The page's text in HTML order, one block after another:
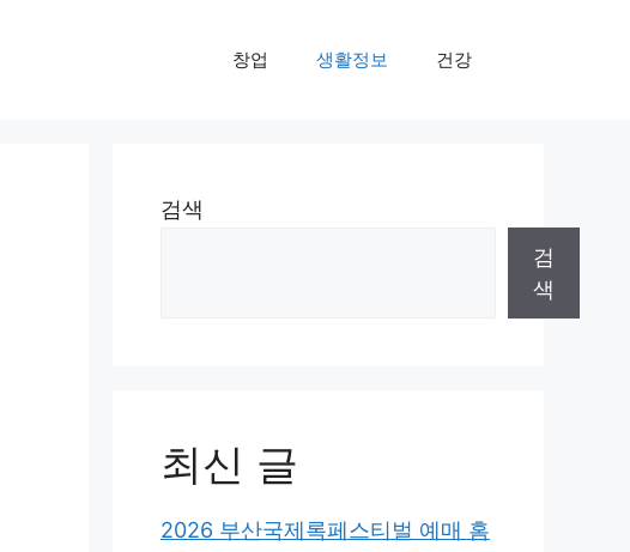
창업 생활정보 건강
검색
검
색
최신 글
2026 부산국제록페스티벌 예매 홈